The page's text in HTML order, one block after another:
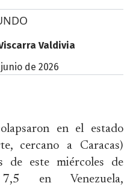
Valdivia
de 2026
en el estado
cercano a Caracas)
de este miércoles de
en Venezuela,